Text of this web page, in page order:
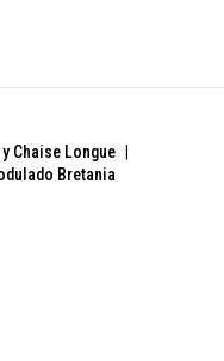
Chaise Longue
Bretania